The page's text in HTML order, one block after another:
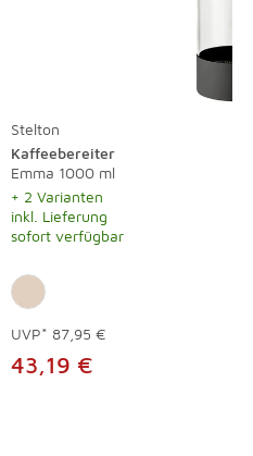
Stelton
Kaffeebereiter
Emma 1000 ml
+ 2 Varianten
inkl. Lieferung
sofort verfügbar
UVP* 87,95 €
43,19 €